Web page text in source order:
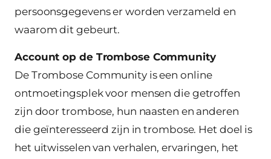
persoonsgegevens er worden verzameld en
waarom dit gebeurt.
Account op de Trombose Community
De Trombose Community is een online
ontmoetingsplek voor mensen die getroffen
zijn door trombose, hun naasten en anderen
die geïnteresseerd zijn in trombose. Het doel is
het uitwisselen van verhalen, ervaringen, het